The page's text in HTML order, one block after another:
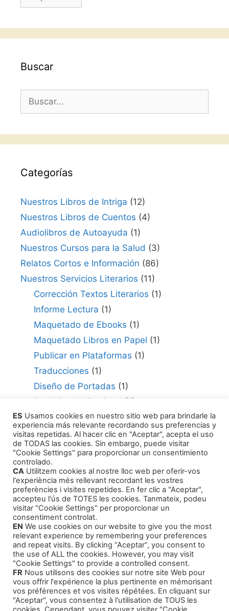
Buscar
Buscar:
Categorías
Nuestros Libros de Intriga (12)
Nuestros Libros de Cuentos (4)
Audiolibros de Autoayuda (1)
Nuestros Cursos para la Salud (3)
Relatos Cortos e Información (86)
Nuestros Servicios Literarios (11)
Corrección Textos Literarios (1)
Informe Lectura (1)
Maquetado de Ebooks (1)
Maquetado Libros en Papel (1)
Publicar en Plataformas (1)
Traducciones (1)
Diseño de Portadas (1)
Servicios de Escritura
(1)
Consultor para Edición (1)
Cómo Publicar tu Obra (1)
Agentes Literarios(1)
Productos
Cuentos infantiles
Intriga y Narrativa
Cursos Formativos
Audiolibros Autoayuda
ES Usamos cookies en nuestro sitio web para brindarle la
experiencia más relevante recordando sus preferencias y
visitas repetidas. Al hacer clic en "Aceptar", acepta el uso
de TODAS las cookies. Sin embargo, puede visitar
"Cookie Settings" para proporcionar un consentimiento
controlado.
CA Utilitzem cookies al nostre lloc web per oferir-vos
l'experiència més rellevant recordant les vostres
preferències i visites repetides. En fer clic a "Aceptar",
accepteu l'ús de TOTES les cookies. Tanmateix, podeu
visitar "Cookie Settings" per proporcionar un
consentiment controlat.
EN We use cookies on our website to give you the most
relevant experience by remembering your preferences
and repeat visits. By clicking “Aceptar”, you consent to
the use of ALL the cookies. However, you may visit
"Cookie Settings" to provide a controlled consent.
FR Nous utilisons des cookies sur notre site Web pour
vous offrir l'expérience la plus pertinente en mémorisant
vos préférences et vos visites répétées. En cliquant sur
"Aceptar", vous consentez à l'utilisation de TOUS les